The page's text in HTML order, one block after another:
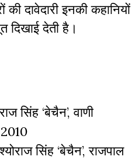
दावेदारी इनकी कहानियों
देती है।
सिंह ‘बेचैन’, वाणी
सिंह ‘बेचैन’, राजपाल